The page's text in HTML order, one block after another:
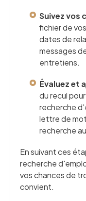
Suivez vos
fichier de
dates de
messages
entretiens.
Évaluez et
du recul
recherche
lettre de
recherche
En suivant ces
recherche
vos chances de
convient.